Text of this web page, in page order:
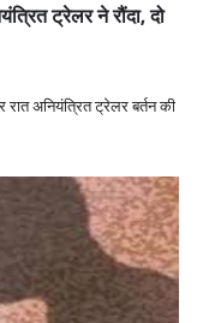
ट्रेलर ने रौंदा, दो
अनियंत्रित ट्रेलर बर्तन की